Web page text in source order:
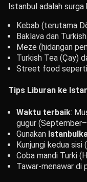
Istanbul adalah surga
Kebab (terutama
Baklava dan
Meze (hidangan
Turkish Tea (Çay)
Street food seperti
Tips Liburan ke
Waktu terbaik:
gugur
Gunakan
Kunjungi kedua sisi
Coba mandi Turki
Tawar-menawar di